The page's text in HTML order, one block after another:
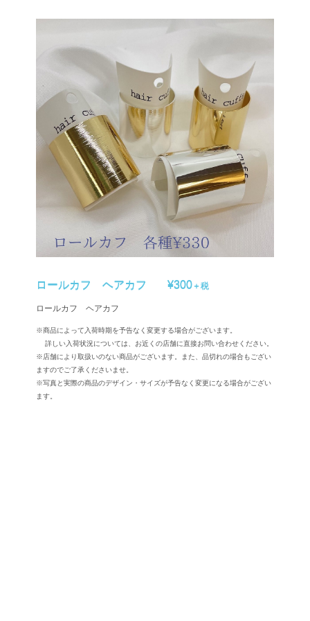
ロールカフ ヘアカフ ¥300＋税
ロールカフ ヘアカフ
※商品によって入荷時期を予告なく変更する場合がございます。
詳しい入荷状況については、お近くの店舗に直接お問い合わせください。
※店舗により取扱いのない商品がございます。また、品切れの場合もござい
ますのでご了承くださいませ。
※写真と実際の商品のデザイン・サイズが予告なく変更になる場合がござい
ます。